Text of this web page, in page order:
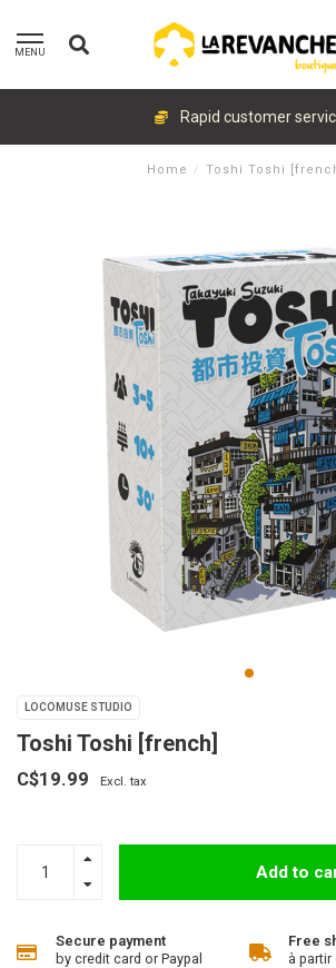
MENU
Rapid customer
Home / Toshi Toshi
LOCOMUSE STUDIO
Toshi Toshi [french]
C$19.99 Excl. tax
Add to
Secure payment
by credit card or Paypal
Free
à partir